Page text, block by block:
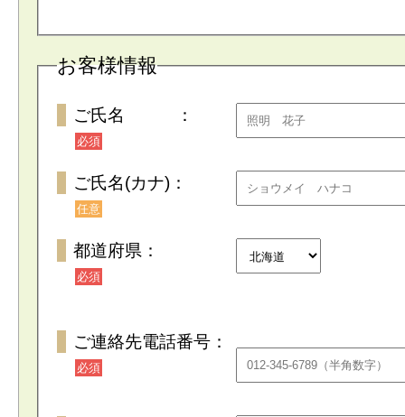
お客様情報
ご氏名 ：
必須
ご氏名(カナ)：
任意
都道府県：
必須
ご連絡先電話番号：
必須